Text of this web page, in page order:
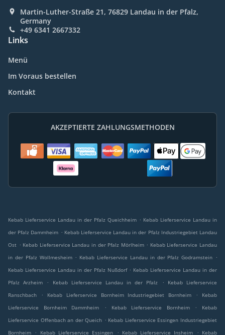
Martin-Luther-Straße 21, 76829 Landau in der Pfalz,
Germany
+49 6341 2667332
Links
Menü
Im Voraus bestellen
Kontakt
AKZEPTIERTE ZAHLUNGSMETHODEN
Kebab Lieferservice Landau in der Pfalz Queichheim . Kebab Lieferservice Landau in
der Pfalz Dammheim . Kebab Lieferservice Landau in der Pfalz Industriegebiet Landau
Ost . Kebab Lieferservice Landau in der Pfalz Mörlheim . Kebab Lieferservice Landau
in der Pfalz Wollmesheim . Kebab Lieferservice Landau in der Pfalz Godramstein .
Kebab Lieferservice Landau in der Pfalz Nußdorf . Kebab Lieferservice Landau in der
Pfalz Arzheim
. Kebab Lieferservice Landau in der Pfalz .
Kebab Lieferservice
Ranschbach
. Kebab Lieferservice Bornheim Industriegebiet Bornheim .
Kebab
Lieferservice Bornheim Dammheim
. Kebab Lieferservice Bornheim .
Kebab
Lieferservice Offenbach an der Queich . Kebab Lieferservice Essingen Industriegebiet
Bornheim
. Kebab Lieferservice Essingen . Kebab Lieferservice Insheim . Kebab